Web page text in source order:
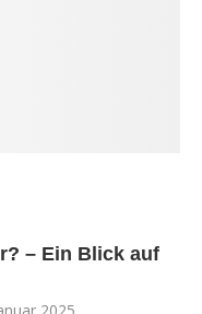
– Ein Blick auf